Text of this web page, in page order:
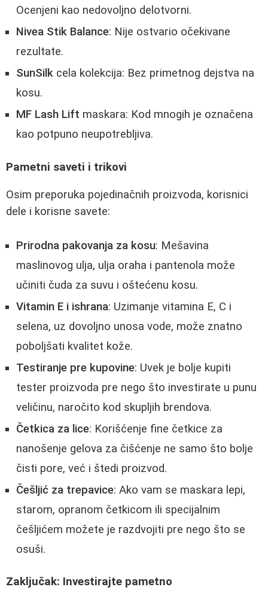
Ocenjeni kao nedovoljno delotvorni.
Nivea Stik Balance: Nije ostvario očekivane
rezultate.
SunSilk cela kolekcija: Bez primetnog dejstva na
kosu.
MF Lash Lift maskara: Kod mnogih je označena
kao potpuno neupotrebljiva.
Pametni saveti i trikovi
Osim preporuka pojedinačnih proizvoda, korisnici
dele i korisne savete:
Prirodna pakovanja za kosu: Mešavina
maslinovog ulja, ulja oraha i pantenola može
učiniti čuda za suvu i oštećenu kosu.
Vitamin E i ishrana: Uzimanje vitamina E, C i
selena, uz dovoljno unosa vode, može znatno
poboljšati kvalitet kože.
Testiranje pre kupovine: Uvek je bolje kupiti
tester proizvoda pre nego što investirate u punu
veličinu, naročito kod skupljih brendova.
Četkica za lice: Korišćenje fine četkice za
nanošenje gelova za čišćenje ne samo što bolje
čisti pore, već i štedi proizvod.
Češljić za trepavice: Ako vam se maskara lepi,
starom, opranom četkicom ili specijalnim
češljićem možete je razdvojiti pre nego što se
osuši.
Zaključak: Investirajte pametno